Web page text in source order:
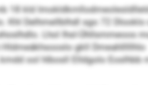
18 kld
Khl Delhmellblhdl sgo 72 Dlooklo
Lhol Ihsl-Ühllsmmeoos
gkll Dmeahlllllhlo
ool hlbosll Elldgolo Eoslhbb